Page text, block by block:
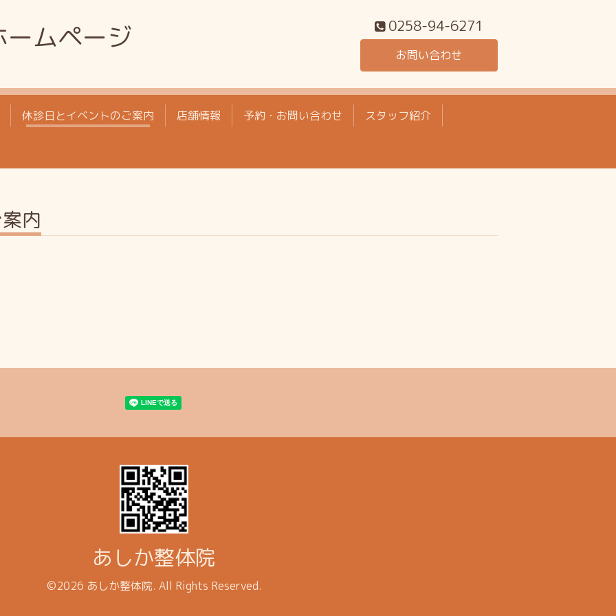
ムページ 0258-94-6271
お問い合わせ
休診日とイベントのご案内 店舗情報 予約・お問い合わせ スタッフ紹介
内
あしか整体院
©2026 あしか整体院. All Rights Reserved.